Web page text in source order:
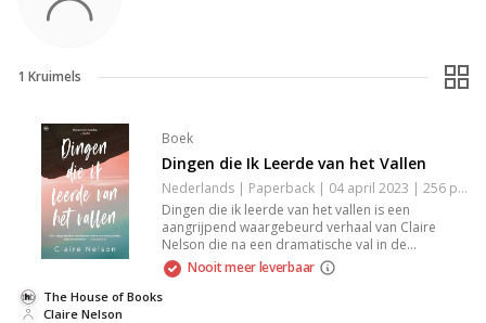
1 Kruimels
Boek
Dingen die Ik Leerde van het Vallen
Nederlands | Paperback | 04 april 2023 | 256 pagina's | 9789044364705
Dingen die ik leerde van het vallen is een
aangrijpend waargebeurd verhaal van Claire
Nelson die na een dramatische val in de
Californische woestijn moet vechten voor haar
leven. Ontdek haar kracht, moed en het
vermogen om zich na tegenslag opnieuw op te
Nooit meer leverbaar
Claire Nelson
The House of Books